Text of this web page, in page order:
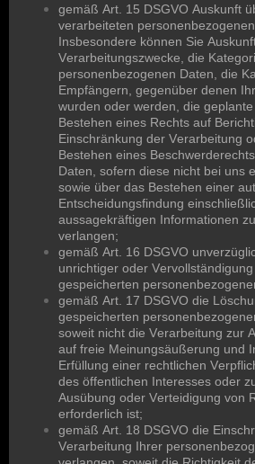
gemäß Art. 15 DSGVO Auskunft
verarbeiteten
Insbesondere können Sie
Verarbeitungszwecke, die
personenbezogenen Daten, die
Empfängern, gegenüber denen
wurden oder werden, die
Bestehen eines Rechts auf
Einschränkung der Verarbeitung
Bestehen eines
Daten, sofern diese nicht bei uns
sowie über das Bestehen einer
Entscheidungsfindung
aussagekräftigen Informationen
verlangen;
gemäß Art. 16 DSGVO
unrichtiger oder
gespeicherten
gemäß Art. 17 DSGVO die
gespeicherten
soweit nicht die Verarbeitung zur
auf freie Meinungsäußerung und
Erfüllung einer rechtlichen
des öffentlichen Interesses oder
Ausübung oder Verteidigung von
erforderlich ist;
gemäß Art. 18 DSGVO die
Verarbeitung Ihrer